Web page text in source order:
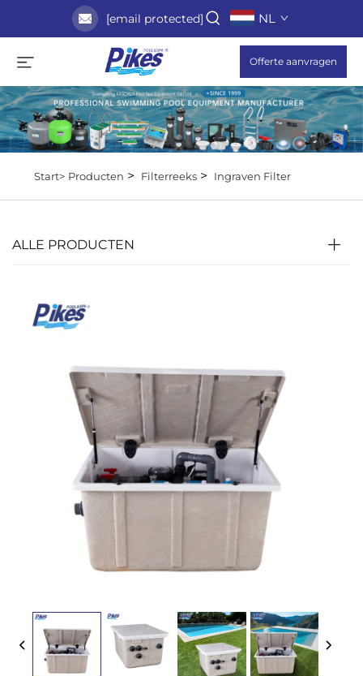
[email protected] NL
Offerte aanvragen
Start> Producten > Filterreeks> Ingraven Filter
ALLE PRODUCTEN